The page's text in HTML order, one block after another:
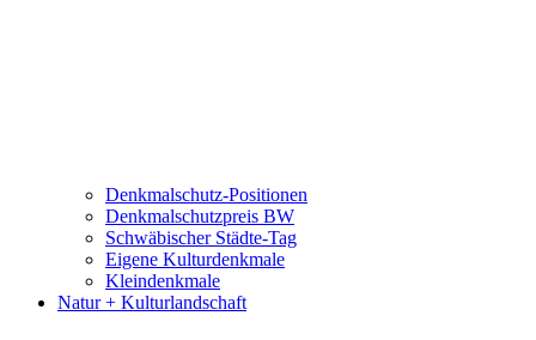
Denkmalschutz-Positionen
Denkmalschutzpreis BW
Schwäbischer Städte-Tag
Eigene Kulturdenkmale
Kleindenkmale
Natur + Kulturlandschaft